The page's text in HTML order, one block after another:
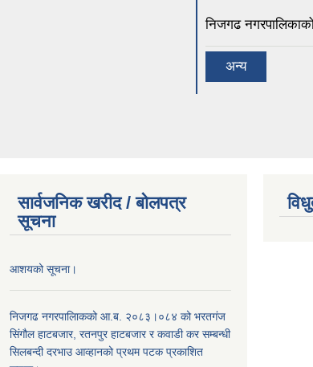
निजगढ
अन्य
सार्वजनिक खरीद / बोलपत्र
सूचना
आशयको सूचना।
निजगढ नगरपालिाकको आ.ब. २०८३।०८४ को भरतगंज
सिंगौल हाटबजार, रतनपुर हाटबजार र कवाडी कर सम्बन्धी
सिलबन्दी दरभाउ आव्हानको प्रथम पटक प्रकाशित